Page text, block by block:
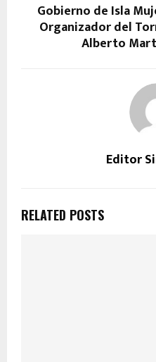
Gobierno de Isla
Organizador del
Alberto
Editor
RELATED POSTS